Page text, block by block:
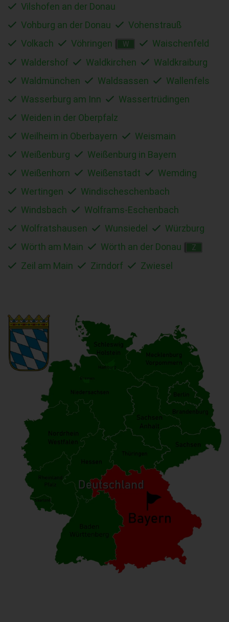
Vilshofen an der Donau
Vohburg an der Donau
Vohenstrauß
Volkach
Vöhringen W
Waischenfeld
Waldershof
Waldkirchen
Waldkraiburg
Waldmünchen
Waldsassen
Wallenfels
Wasserburg am Inn
Wassertrüdingen
Weiden in der Oberpfalz
Weilheim in Oberbayern
Weismain
Weißenburg
Weißenburg in Bayern
Weißenhorn
Weißenstadt
Wemding
Wertingen
Windischeschenbach
Windsbach
Wolframs-Eschenbach
Wolfratshausen
Wunsiedel
Würzburg
Wörth am Main
Wörth an der Donau Z
Zeil am Main Zirndorf Zwiesel